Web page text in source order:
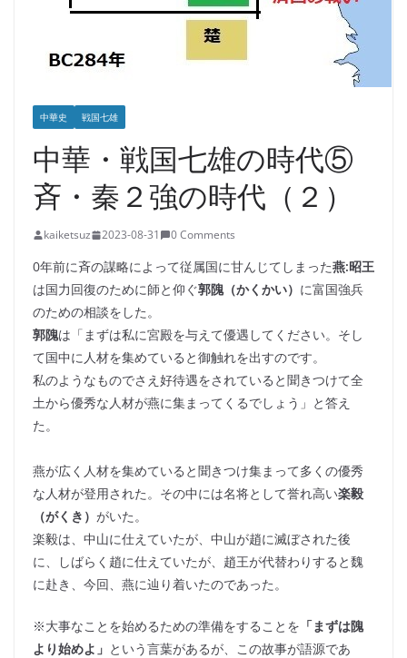
中華史 戦国七雄
中華・戦国七雄の時代⑤
斉・秦２強の時代（２）
kaiketsuz 2023-08-31 0 Comments
0年前に斉の謀略によって従属国に甘んじてしまった燕:昭王
は国力回復のために師と仰ぐ郭隗（かくかい） に富国強兵
のための相談をした。
郭隗は「まずは私に宮殿を与えて優遇してください。そし
て国中に人材を集めていると御触れを出すのです。
私のようなものでさえ好待遇をされていると聞きつけて全
土から優秀な人材が燕に集まってくるでしょう」と答え
た。
燕が広く人材を集めていると聞きつけ集まって多くの優秀
な人材が登用された。その中には名将として誉れ高い楽毅
（がくき） がいた。
楽毅は、中山に仕えていたが、中山が趙に滅ぼされた後
に、しばらく趙に仕えていたが、趙王が代替わりすると魏
に赴き、今回、燕に辿り着いたのであった。
※大事なことを始めるための準備をすることを 「まずは隗
より始めよ」 という言葉があるが、この故事が語源であ